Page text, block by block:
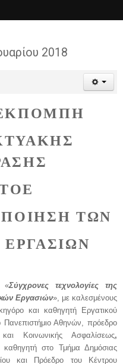
2018
ΤΩΝ
«Σύγχρονες τεχνολογίες της
Εργασιών», με καλεσμένους
και καθηγητή Εργατικού
Πανεπιστήμιο Αθηνών, πρόεδρο
Κοινωνικής Ασφαλίσεως,
καθηγητή στο Τμήμα Δημόσιας
και Πρόεδρο του Κέντρου